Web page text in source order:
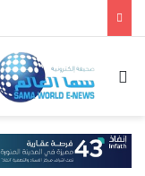
بحث عن